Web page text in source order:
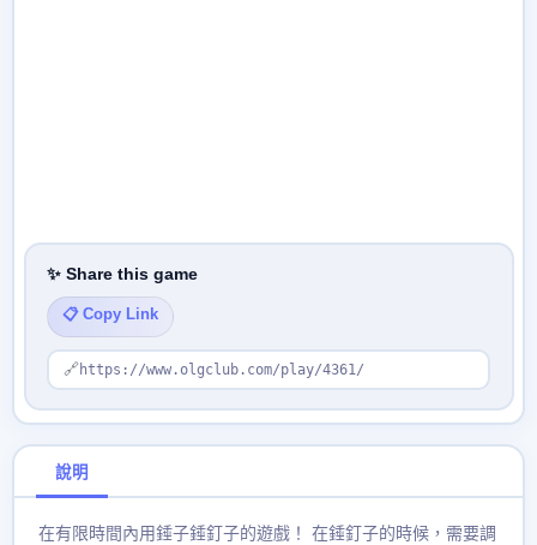
✨ Share this game
📋 Copy Link
🔗 https://www.olgclub.com/play/4361/
說明
在有限時間內用錘子錘釘子的遊戲！ 在錘釘子的時候，需要調